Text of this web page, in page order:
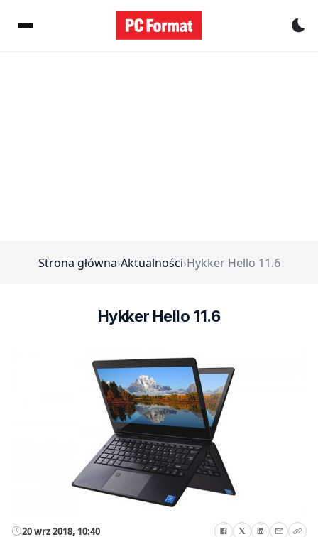
Strona główna›Aktualności›Hykker Hello 11.6
Hykker Hello 11.6
20 wrz 2018, 10:40